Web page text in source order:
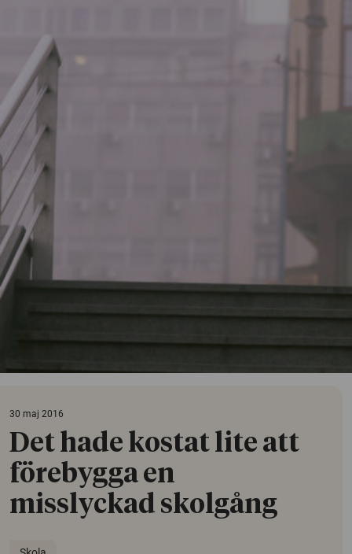
30 maj 2016
Det hade kostat lite att
förebygga en
misslyckad skolgång